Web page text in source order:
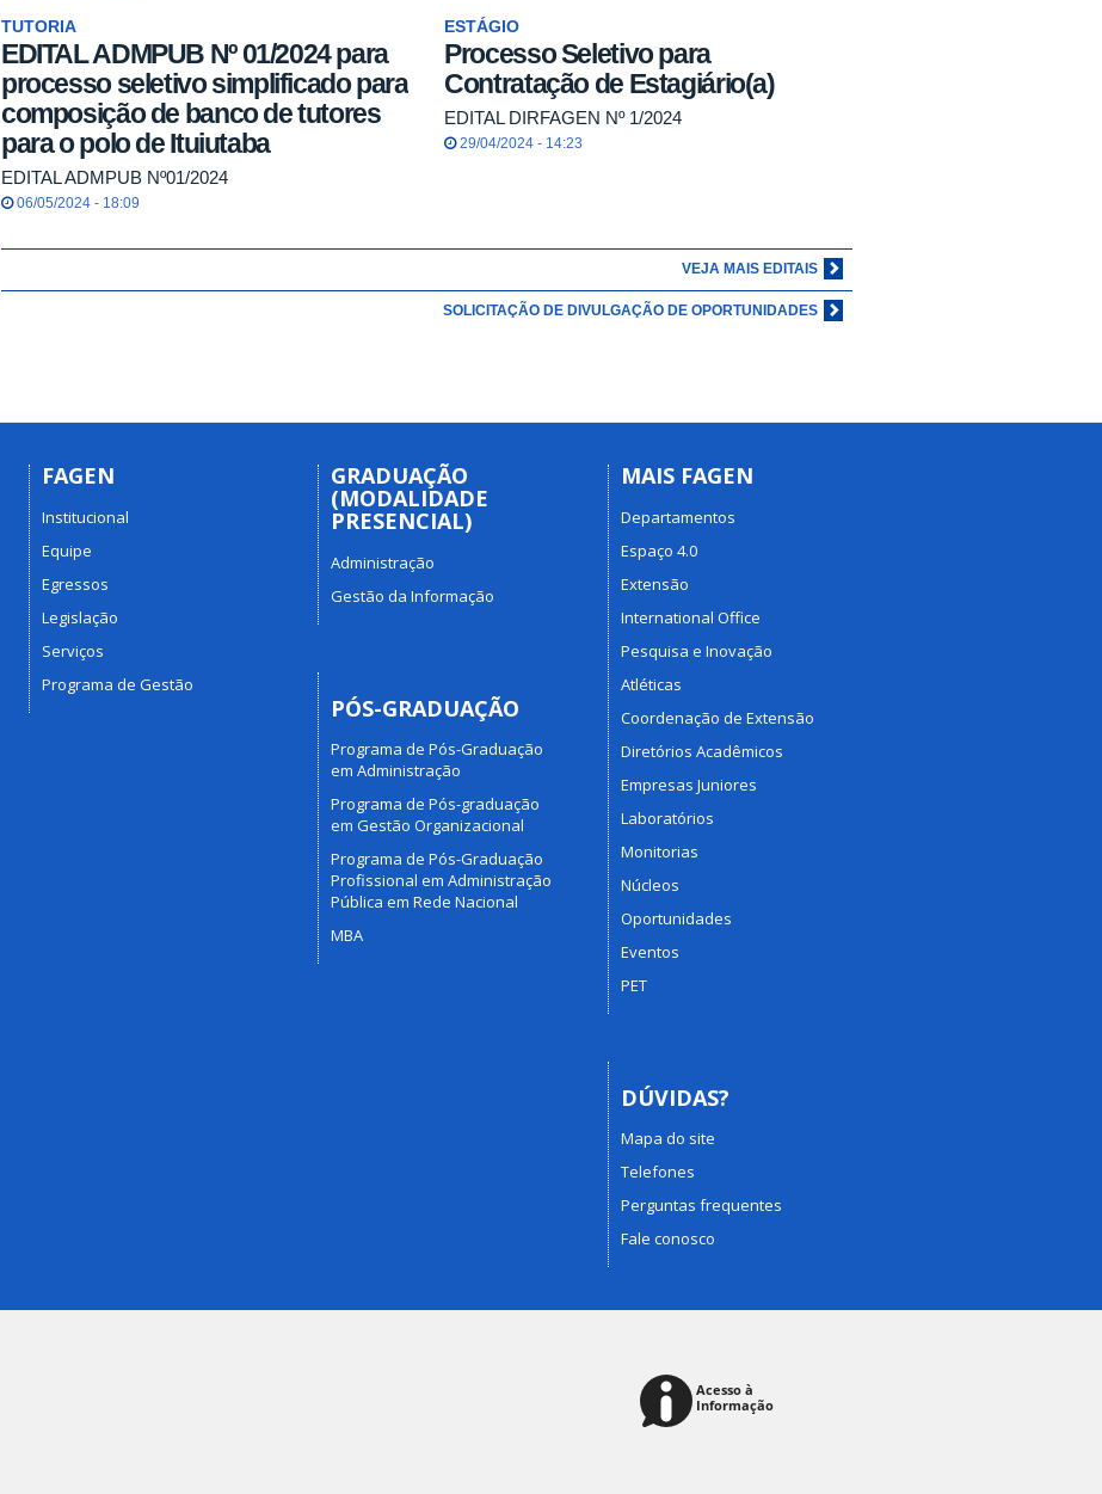
TUTORIA
EDITAL ADMPUB Nº 01/2024 para
processo seletivo simplificado para
composição de banco de tutores
para o polo de Ituiutaba
EDITAL ADMPUB Nº01/2024
06/05/2024 - 18:09
ESTÁGIO
Processo Seletivo para
Contratação de Estagiário(a)
EDITAL DIRFAGEN Nº 1/2024
29/04/2024 - 14:23
VEJA MAIS EDITAIS
SOLICITAÇÃO DE DIVULGAÇÃO DE OPORTUNIDADES
FAGEN
Institucional
Equipe
Egressos
Legislação
Serviços
Programa de Gestão
GRADUAÇÃO
(MODALIDADE
PRESENCIAL)
Administração
Gestão da Informação
PÓS-GRADUAÇÃO
Programa de Pós-Graduação
em Administração
Programa de Pós-graduação
em Gestão Organizacional
Programa de Pós-Graduação
Profissional em Administração
Pública em Rede Nacional
MBA
MAIS FAGEN
Departamentos
Espaço 4.0
Extensão
International Office
Pesquisa e Inovação
Atléticas
Coordenação de Extensão
Diretórios Acadêmicos
Empresas Juniores
Laboratórios
Monitorias
Núcleos
Oportunidades
Eventos
PET
DÚVIDAS?
Mapa do site
Telefones
Perguntas frequentes
Fale conosco